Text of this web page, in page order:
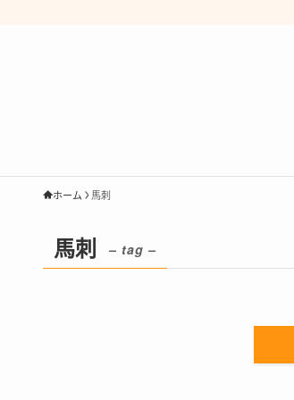
ホーム 馬刺
馬刺 – tag –